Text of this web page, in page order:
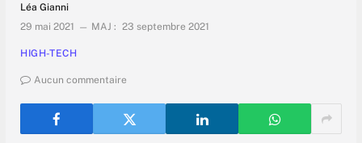
Léa Gianni
29 mai 2021
MAJ : 23 septembre 2021
HIGH-TECH
Aucun commentaire